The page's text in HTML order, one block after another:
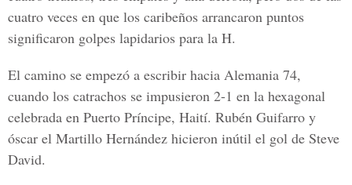
cuatro veces en que los caribeños arrancaron puntos
significaron golpes lapidarios para la H.
El camino se empezó a escribir hacia Alemania 74,
cuando los catrachos se impusieron 2-1 en la hexagonal
celebrada en Puerto Príncipe, Haití. Rubén Guifarro y
óscar el Martillo Hernández hicieron inútil el gol de Steve
David.